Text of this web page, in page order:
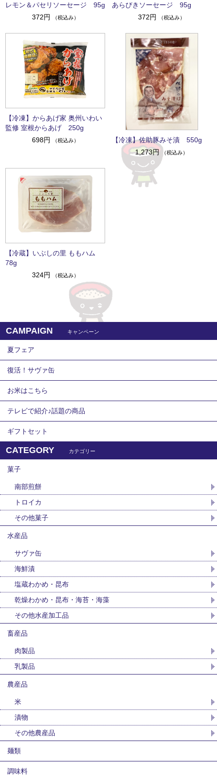
レモン＆パセリソーセージ 95g
372円
（税込み）
あらびきソーセージ 95g
372円
（税込み）
【冷凍】からあげ家 奥州いわい
監修 室根からあげ 250g
698円
（税込み）
【冷凍】佐助豚みそ漬 550g
1,273円
（税込み）
【冷蔵】いぶしの里 ももハム
78g
324円
（税込み）
CAMPAIGN キャンペーン
夏フェア
復活！サヴァ缶
お米はこちら
テレビで紹介♪話題の商品
ギフトセット
CATEGORY カテゴリー
菓子
南部煎餅
トロイカ
その他菓子
水産品
サヴァ缶
海鮮漬
塩蔵わかめ・昆布
乾燥わかめ・昆布・海苔・海藻
その他水産加工品
畜産品
肉製品
乳製品
農産品
米
漬物
その他農産品
麺類
調味料